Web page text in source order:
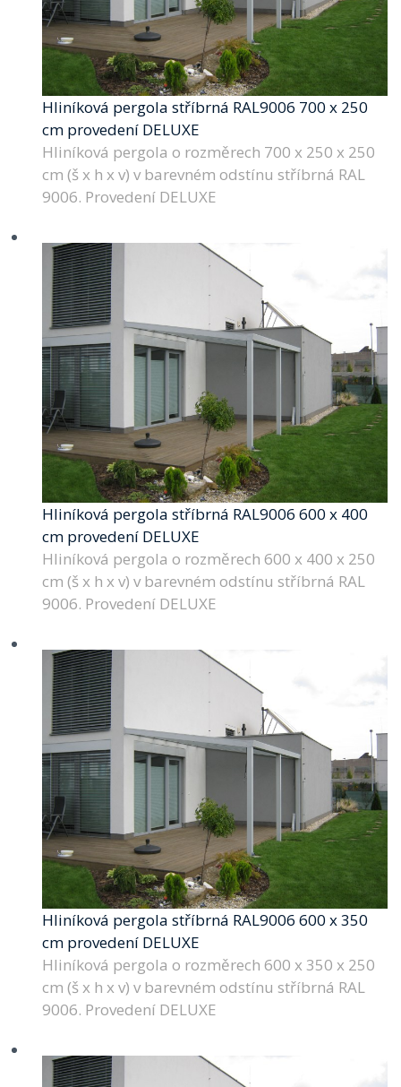
Hliníková pergola stříbrná RAL9006 700 x 250
cm provedení DELUXE
Hliníková pergola o rozměrech 700 x 250 x 250
cm (š x h x v) v barevném odstínu stříbrná RAL
9006. Provedení DELUXE
Hliníková pergola stříbrná RAL9006 600 x 400
cm provedení DELUXE
Hliníková pergola o rozměrech 600 x 400 x 250
cm (š x h x v) v barevném odstínu stříbrná RAL
9006. Provedení DELUXE
Hliníková pergola stříbrná RAL9006 600 x 350
cm provedení DELUXE
Hliníková pergola o rozměrech 600 x 350 x 250
cm (š x h x v) v barevném odstínu stříbrná RAL
9006. Provedení DELUXE